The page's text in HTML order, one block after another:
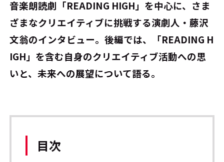
音楽朗読劇「READING HIGH」を中心に、さま
ざまなクリエイティブに挑戦する演劇人・藤沢
文翁のインタビュー。後編では、「READING H
IGH」を含む自身のクリエイティブ活動への思
いと、未来への展望について語る。
目次